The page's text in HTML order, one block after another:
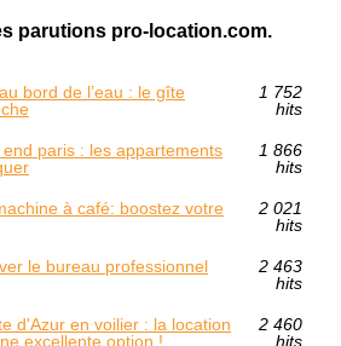
parutions pro-location.com.
bord de l’eau : le gîte
1 752
hits
paris : les appartements
1 866
hits
à café: boostez votre
2 021
hits
le bureau professionnel
2 463
hits
d'Azur en voilier : la location
excellente option !
2 460
hits